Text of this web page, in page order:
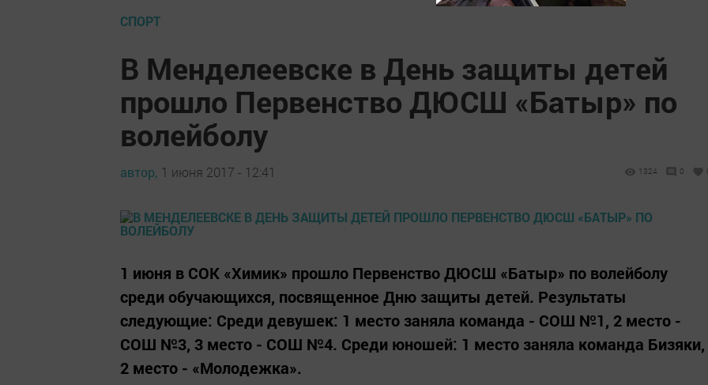
СПОРТ
В Менделеевске в День защиты детей
прошло Первенство ДЮСШ «Батыр» по
волейболу
автор, 1 июня 2017 - 12:41 1324 0
1 июня в СОК «Химик» прошло Первенство ДЮСШ «Батыр» по волейболу
среди обучающихся, посвященное Дню защиты детей. Результаты
следующие: Среди девушек: 1 место заняла команда - СОШ №1, 2 место -
СОШ №3, 3 место - СОШ №4. Среди юношей: 1 место заняла команда Бизяки,
2 место - «Молодежка».